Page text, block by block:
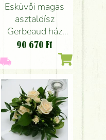
Esküvői magas
asztaldísz
Gerbeaud ház
átrium terem
(hortenzia, rózsa,
liziantusz, liliom,
fehér, rózsaszín,
barack )
90 670 Ft